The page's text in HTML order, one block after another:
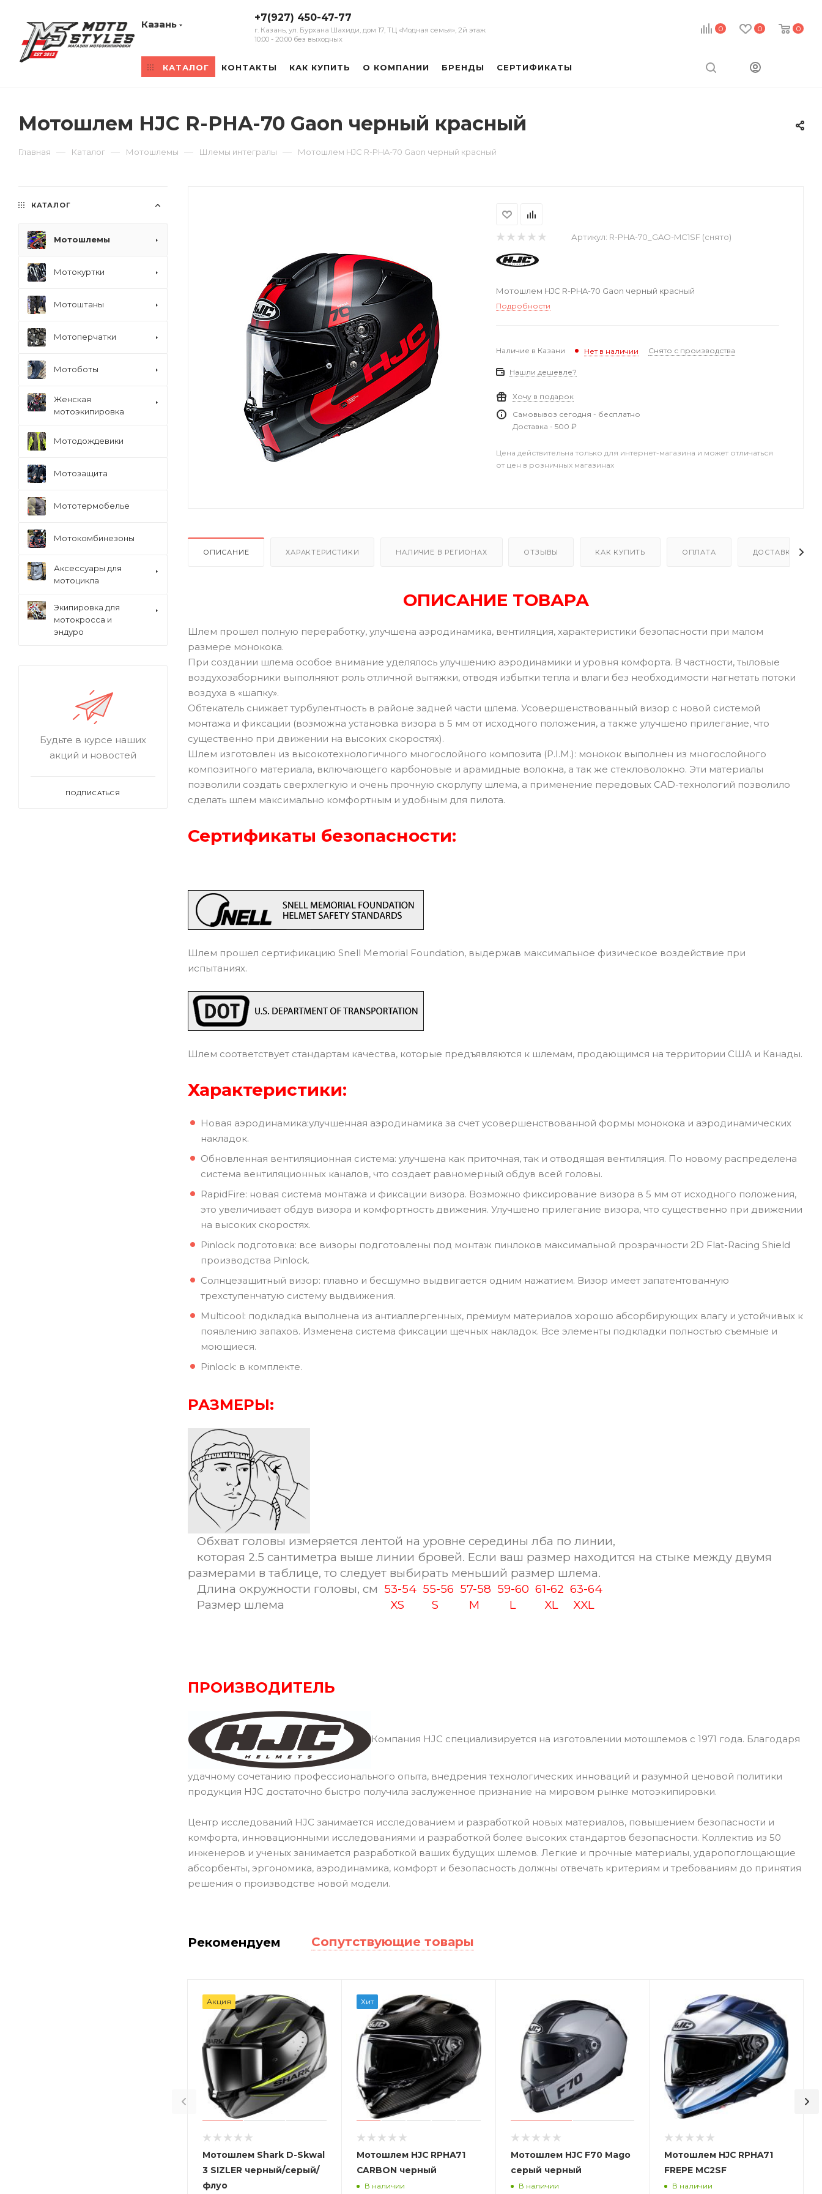
0 0 0
Казань
+7(927) 450-47-77
г. Казань, ул. Бурхана Шахиди, дом 17, ТЦ «Модная семья», 2й этаж
10:00 - 20:00 без выходных
КАТАЛОГ КОНТАКТЫ КАК КУПИТЬ О КОМПАНИИ БРЕНДЫ СЕРТИФИКАТЫ
Мотошлем HJC R-PHA-70 Gaon черный красный
Главная — Каталог — Мотошлемы — Шлемы интегралы — Мотошлем HJC R-PHA-70 Gaon черный красный
Артикул: R-PHA-70_GAO-MC1SF (снято)
Мотошлем HJC R-PHA-70 Gaon черный красный
Подробности
Наличие в Казани Нет в наличии Снято с производства
Нашли дешевле?
Хочу в подарок
Самовывоз сегодня - бесплатно
Доставка - 500 ₽
Цена действительна только для интернет-магазина и может отличаться
от цен в розничных магазинах
ОПИСАНИЕ ХАРАКТЕРИСТИКИ НАЛИЧИЕ В РЕГИОНАХ ОТЗЫВЫ КАК КУПИТЬ ОПЛАТА ДОСТАВКА
ОПИСАНИЕ ТОВАРА
Шлем прошел полную переработку, улучшена аэродинамика, вентиляция, характеристики безопасности при малом
размере монокока.
При создании шлема особое внимание уделялось улучшению аэродинамики и уровня комфорта. В частности, тыловые
воздухозаборники выполняют роль отличной вытяжки, отводя избытки тепла и влаги без необходимости нагнетать потоки
воздуха в «шапку».
Обтекатель снижает турбулентность в районе задней части шлема. Усовершенствованный визор с новой системой
монтажа и фиксации (возможна установка визора в 5 мм от исходного положения, а также улучшено прилегание, что
существенно при движении на высоких скоростях).
Шлем изготовлен из высокотехнологичного многослойного композита (P.I.M.): монокок выполнен из многослойного
композитного материала, включающего карбоновые и арамидные волокна, а так же стекловолокно. Эти материалы
позволили создать сверхлегкую и очень прочную скорлупу шлема, а применение передовых CAD-технологий позволило
сделать шлем максимально комфортным и удобным для пилота.
Сертификаты безопасности:
Шлем прошел сертификацию Snell Memorial Foundation, выдержав максимальное физическое воздействие при
испытаниях.
Шлем соответствует стандартам качества, которые предъявляются к шлемам, продающимся на территории США и Канады.
Характеристики:
Новая аэродинамика:улучшенная аэродинамика за счет усовершенствованной формы монокока и аэродинамических
накладок.
Обновленная вентиляционная система: улучшена как приточная, так и отводящая вентиляция. По новому распределена
система вентиляционных каналов, что создает равномерный обдув всей головы.
RapidFire: новая система монтажа и фиксации визора. Возможно фиксирование визора в 5 мм от исходного положения,
это увеличивает обдув визора и комфортность движения. Улучшено прилегание визора, что существенно при движении
на высоких скоростях.
Pinlock подготовка: все визоры подготовлены под монтаж пинлоков максимальной прозрачности 2D Flat-Racing Shield
производства Pinlock.
Солнцезащитный визор: плавно и бесшумно выдвигается одним нажатием. Визор имеет запатентованную
трехступенчатую систему выдвижения.
Multicool: подкладка выполнена из антиаллергенных, премиум материалов хорошо абсорбирующих влагу и устойчивых к
появлению запахов. Изменена система фиксации щечных накладок. Все элементы подкладки полностью съемные и
моющиеся.
Pinlock: в комплекте.
РАЗМЕРЫ:
Обхват головы измеряется лентой на уровне середины лба по линии,
которая 2.5 сантиметра выше линии бровей. Если ваш размер находится на стыке между двумя
размерами в таблице, то следует выбирать меньший размер шлема.
Длина окружности головы, см 53-54 55-56 57-58 59-60 61-62 63-64
Размер шлема
XS S M L XL XXL
ПРОИЗВОДИТЕЛЬ
Компания HJC специализируется на изготовлении мотошлемов с 1971 года. Благодаря
удачному сочетанию профессионального опыта, внедрения технологических инноваций и разумной ценовой политики
продукция HJC достаточно быстро получила заслуженное признание на мировом рынке мотоэкипировки.
Центр исследований HJC занимается исследованием и разработкой новых материалов, повышением безопасности и
комфорта, инновационными исследованиями и разработкой более высоких стандартов безопасности. Коллектив из 50
инженеров и ученых занимается разработкой ваших будущих шлемов. Легкие и прочные материалы, ударопоглощающие
абсорбенты, эргономика, аэродинамика, комфорт и безопасность должны отвечать критериям и требованиям до принятия
решения о производстве новой модели.
Рекомендуем Сопутствующие товары
Акция
Мотошлем Shark D-Skwal
3 SIZLER черный/серый/
флуо
Хит
Мотошлем HJC RPHA71
CARBON черный
В наличии
Мотошлем HJC F70 Mago
серый черный
В наличии
Мотошлем HJC RPHA71
FREPE MC2SF
В наличии
КАТАЛОГ
Мотошлемы
Мотокуртки
Мотоштаны
Мотоперчатки
Мотоботы
Женская
мотоэкипировка
Мотодождевики
Мотозащита
Мототермобелье
Мотокомбинезоны
Аксессуары для
мотоцикла
Экипировка для
мотокросса и
эндуро
Будьте в курсе наших
акций и новостей
ПОДПИСАТЬСЯ